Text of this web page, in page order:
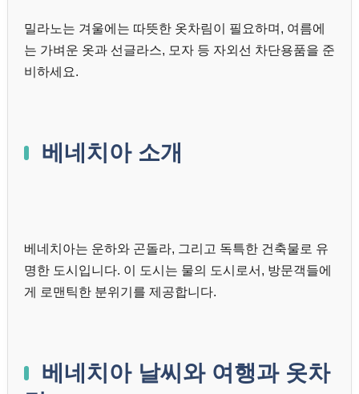
밀라노는 겨울에는 따뜻한 옷차림이 필요하며, 여름에
는 가벼운 옷과 선글라스, 모자 등 자외선 차단용품을 준
비하세요.
베네치아 소개
베네치아는 운하와 곤돌라, 그리고 독특한 건축물로 유
명한 도시입니다. 이 도시는 물의 도시로서, 방문객들에
게 로맨틱한 분위기를 제공합니다.
베네치아 날씨와 여행과 옷차